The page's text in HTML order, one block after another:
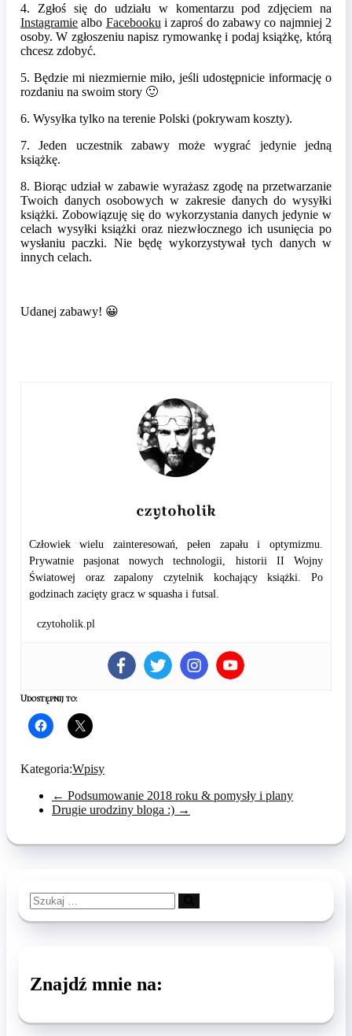
4. Zgłoś się do udziału w komentarzu pod zdjęciem na
Instagramie albo Facebooku i zaproś do zabawy co najmniej 2
osoby. W zgłoszeniu napisz rymowankę i podaj książkę, którą
chcesz zdobyć.
5. Będzie mi niezmiernie miło, jeśli udostępnicie informację o
rozdaniu na swoim story 🙂
6. Wysyłka tylko na terenie Polski (pokrywam koszty).
7. Jeden uczestnik zabawy może wygrać jedynie jedną
książkę.
8. Biorąc udział w zabawie wyrażasz zgodę na przetwarzanie
Twoich danych osobowych w zakresie danych do wysyłki
książki. Zobowiązuję się do wykorzystania danych jedynie w
celach wysyłki książki oraz niezwłocznego ich usunięcia po
wysłaniu paczki. Nie będę wykorzystywał tych danych w
innych celach.
Udanej zabawy! 😀
czytoholik
Człowiek wielu zainteresowań, pełen zapału i optymizmu.
Prywatnie pasjonat nowych technologii, historii II Wojny
Światowej oraz zapalony czytelnik kochający książki. Po
godzinach zacięty gracz w squasha i futsal.
czytoholik.pl
Udostępnij to:
Click
to
Facebook
(Opens
new
window)
Click
to
X
(Opens
new
window)
Kategoria:Wpisy
← Podsumowanie 2018 roku & pomysły i plany
Drugie urodziny bloga :) →
Szukaj
…
Znajdź mnie na: